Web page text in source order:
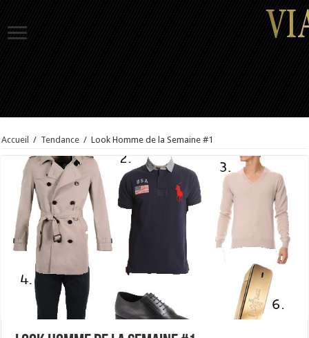
Accueil / Tendance / Look Homme de la Semaine #1